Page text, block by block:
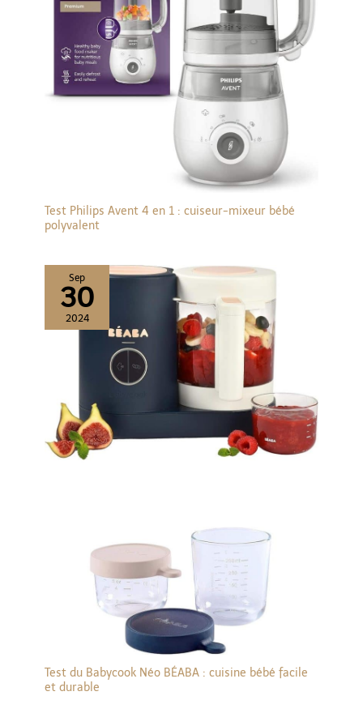
jeux, offrant confort et style. Supporte le poids d’un adulte.
Test Philips Avent 4 en 1 : cuiseur-mixeur bébé
polyvalent
Sep
30
2024
Test du Babycook Néo BÉABA : cuisine bébé facile
et durable